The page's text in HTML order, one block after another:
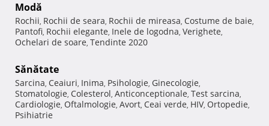
Modă
Rochii, Rochii de seara, Rochii de mireasa, Costume de baie,
Pantofi, Rochii elegante, Inele de logodna, Verighete,
Ochelari de soare, Tendinte 2020
Sănătate
Sarcina, Ceaiuri, Inima, Psihologie, Ginecologie,
Stomatologie, Colesterol, Anticonceptionale, Test sarcina,
Cardiologie, Oftalmologie, Avort, Ceai verde, HIV, Ortopedie,
Psihiatrie